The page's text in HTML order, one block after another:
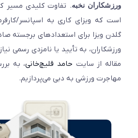
نخبه. تفاوت کلیدی مسیر کاری و
ویزای کاری به اسپانسر/کارفرما
ویزا برای استعدادهای برجسته صادر
به تأیید یا نامزدی رسمی نیاز دارد.
از سایت حامد قلیچ‌خانی ، به بررسی
ورزشی به دبی می‌پردازیم.